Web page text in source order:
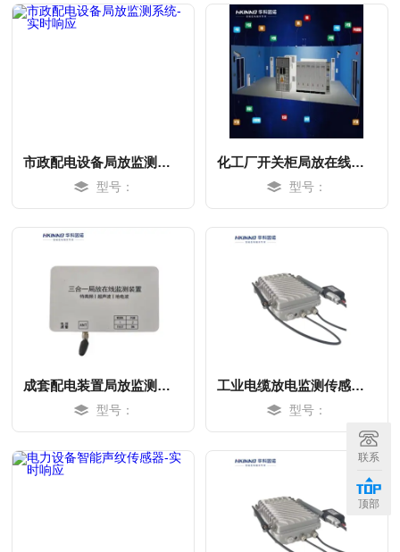
市政配电设备局放监测系统-实时响应
型号：
化工厂开关柜局放在线监测系统-微耗
型号：
成套配电装置局放监测传感器-微耗
型号：
工业电缆放电监测传感器-易装型
型号：
联系
顶部